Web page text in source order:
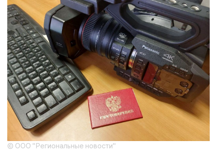
© ООО "Региональные новости"